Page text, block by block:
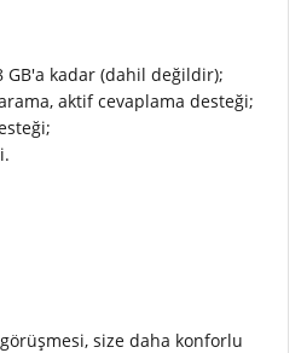
GB'a kadar (dahil değildir);
aktif cevaplama desteği;
size daha konforlu